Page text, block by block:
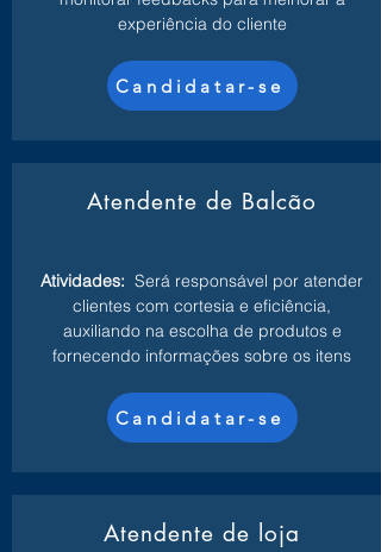
experiência do cliente
Candidatar-se
Atendente de Balcão
Atividades: Será responsável por atender
clientes com cortesia e eficiência,
auxiliando na escolha de produtos e
fornecendo informações sobre os itens
Candidatar-se
Atendente de loja